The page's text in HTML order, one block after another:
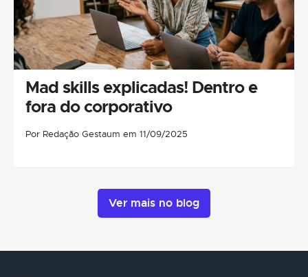
Mad skills explicadas! Dentro e
fora do corporativo
Por Redação Gestaum em 11/09/2025
Ver mais no blog